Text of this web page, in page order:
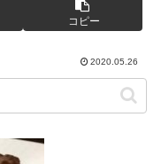
コピー
2020.05.26